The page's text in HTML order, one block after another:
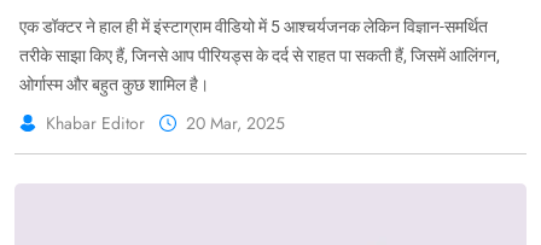
5 वैज्ञानिक तरीके #PeriodPain #Menstruation
#MenstrualHealth #periods #womenshealth
एक डॉक्टर ने हाल ही में इंस्टाग्राम वीडियो में 5 आश्चर्यजनक लेकिन विज्ञान-समर्थित
तरीके साझा किए हैं, जिनसे आप पीरियड्स के दर्द से राहत पा सकती हैं, जिसमें आलिंगन,
ओर्गास्म और बहुत कुछ शामिल है।
Khabar Editor 20 Mar, 2025